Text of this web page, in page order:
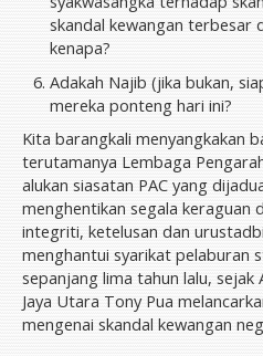
skandal kewangan terbesar
kenapa?
Adakah Najib (jika bukan,
mereka ponteng hari ini?
Kita barangkali menyangkakan
terutamanya Lembaga
alukan siasatan PAC yang
menghentikan segala keraguan
integriti, ketelusan dan
menghantui syarikat pelaburan
sepanjang lima tahun lalu, sejak
Jaya Utara Tony Pua
mengenai skandal kewangan